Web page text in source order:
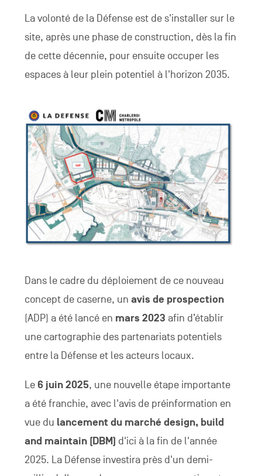
La volonté de la Défense est de s'installer sur le
site, après une phase de construction, dès la fin
de cette décennie, pour ensuite occuper les
espaces à leur plein potentiel à l'horizon 2035.
Dans le cadre du déploiement de ce nouveau
concept de caserne, un avis de prospection
(ADP) a été lancé en mars 2023 afin d’établir
une cartographie des partenariats potentiels
entre la Défense et les acteurs locaux.
Le 6 juin 2025, une nouvelle étape importante
a été franchie, avec l'avis de préinformation en
vue du lancement du marché design, build
and maintain (DBM) d'ici à la fin de l'année
2025. La Défense investira près d'un demi-